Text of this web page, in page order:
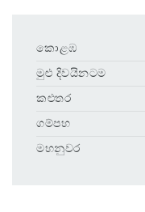
කොළඹ
මුළු දිවයිනටම
කළුතර
ගම්පහ
මහනුවර